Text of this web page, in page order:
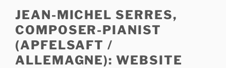
content
JEAN-MICHEL SERRES,
COMPOSER-PIANIST
(APFELSAFT /
ALLEMAGNE): WEBSITE